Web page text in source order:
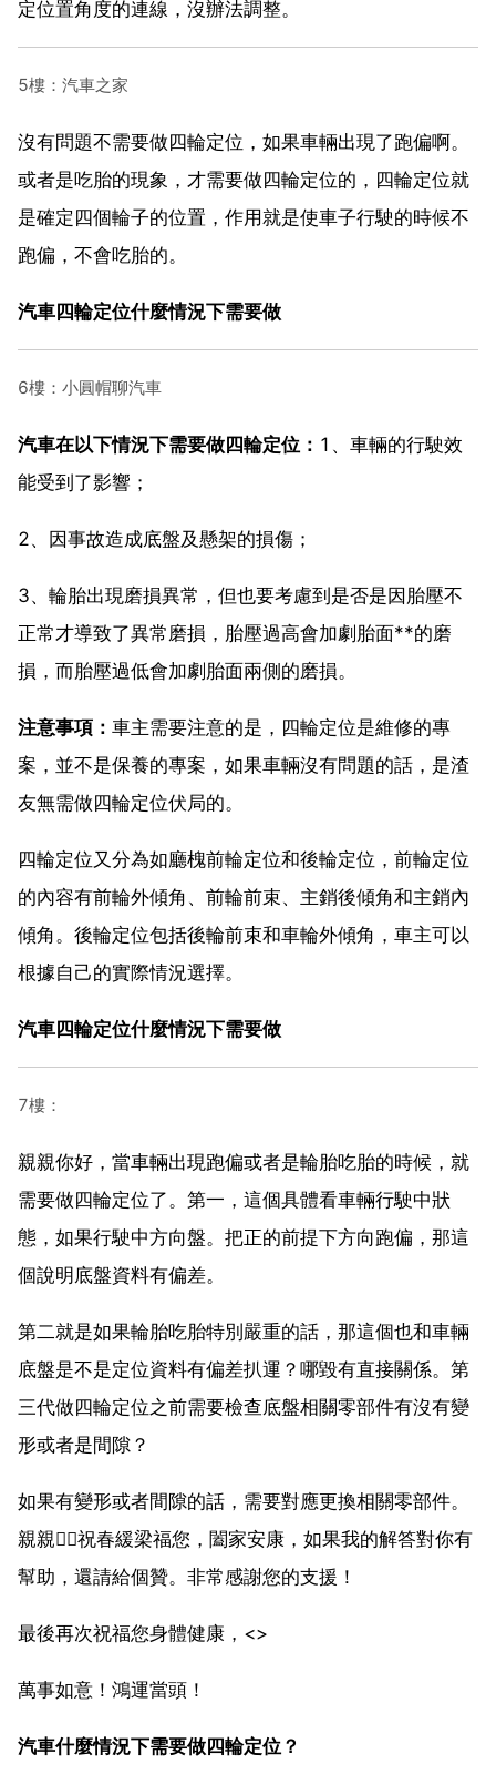
定位置角度的連線，沒辦法調整。
5樓：汽車之家
沒有問題不需要做四輪定位，如果車輛出現了跑偏啊。
或者是吃胎的現象，才需要做四輪定位的，四輪定位就
是確定四個輪子的位置，作用就是使車子行駛的時候不
跑偏，不會吃胎的。
汽車四輪定位什麼情況下需要做
6樓：小圓帽聊汽車
汽車在以下情況下需要做四輪定位： 1、車輛的行駛效
能受到了影響；
2、因事故造成底盤及懸架的損傷；
3、輪胎出現磨損異常，但也要考慮到是否是因胎壓不
正常才導致了異常磨損，胎壓過高會加劇胎面**的磨
損，而胎壓過低會加劇胎面兩側的磨損。
注意事項： 車主需要注意的是，四輪定位是維修的專
案，並不是保養的專案，如果車輛沒有問題的話，是渣
友無需做四輪定位伏局的。
四輪定位又分為如廳槐前輪定位和後輪定位，前輪定位
的內容有前輪外傾角、前輪前束、主銷後傾角和主銷內
傾角。後輪定位包括後輪前束和車輪外傾角，車主可以
根據自己的實際情況選擇。
汽車四輪定位什麼情況下需要做
7樓：
親親你好，當車輛出現跑偏或者是輪胎吃胎的時候，就
需要做四輪定位了。第一，這個具體看車輛行駛中狀
態，如果行駛中方向盤。把正的前提下方向跑偏，那這
個說明底盤資料有偏差。
第二就是如果輪胎吃胎特別嚴重的話，那這個也和車輛
底盤是不是定位資料有偏差扒運？哪毀有直接關係。第
三代做四輪定位之前需要檢查底盤相關零部件有沒有變
形或者是間隙？
如果有變形或者間隙的話，需要對應更換相關零部件。
親親～祝春緩梁福您，闔家安康，如果我的解答對你有
幫助，還請給個贊。非常感謝您的支援！
最後再次祝福您身體健康，<>
萬事如意！鴻運當頭！
汽車什麼情況下需要做四輪定位？